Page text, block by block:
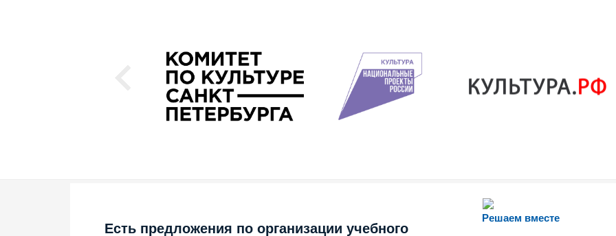
Решаем вместе
Есть предложения по организации учебного